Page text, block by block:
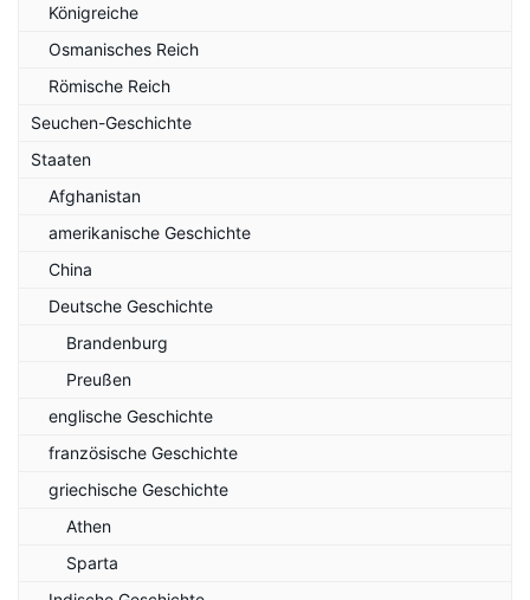
Königreiche
Osmanisches Reich
Römische Reich
Seuchen-Geschichte
Staaten
Afghanistan
amerikanische Geschichte
China
Deutsche Geschichte
Brandenburg
Preußen
englische Geschichte
französische Geschichte
griechische Geschichte
Athen
Sparta